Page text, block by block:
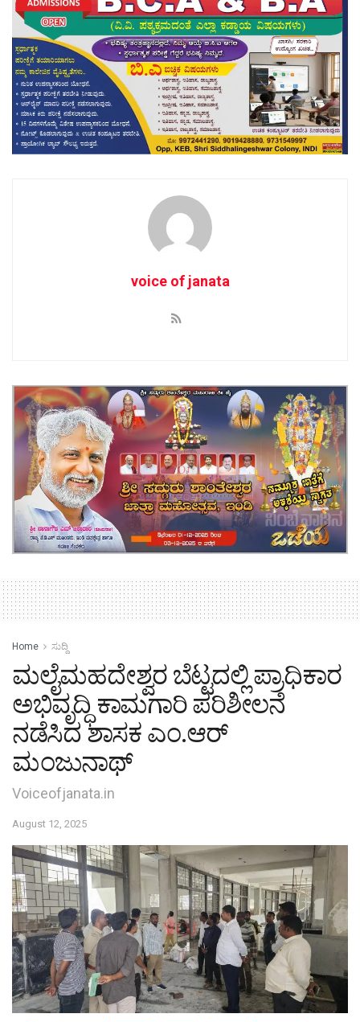
voice of janata
Home ಸುದ್ದಿ
ಮಲೈಮಹದೇಶ್ವರ ಬೆಟ್ಟದಲ್ಲಿ ಪ್ರಾಧಿಕಾರ
ಅಭಿವೃದ್ಧಿ ಕಾಮಗಾರಿ ಪರಿಶೀಲನೆ
ನಡೆಸಿದ ಶಾಸಕ ಎಂ.ಆರ್
ಮಂಜುನಾಥ್
Voiceofjanata.in
August 12, 2025